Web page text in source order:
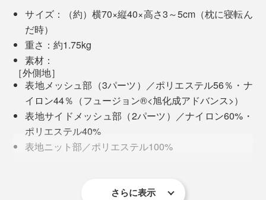
専用の別売カバー をつけた『PRO-8枕』でぐっすり
ひと月以上、寝てみて、体がすっかり“プロハチ”に慣れ
たのか、以前は寝起きによく感じていた肩や首のこわば
で、高低差のある立体構造をキープできるのです。
中材は、枕の上下2層で、使い分けています。
アタマを直接載せる上層には、「エアフラットG」を採
用。ごらんのように、立体的で、網状のスプリング構造
体が入っています。
られない思いでした。
サイズ：（約）横70×縦40×高さ3～5cm（枕に寝転ん
だ時）
重さ：約1.75kg
素材：
［外側地］
表地メッシュ部（3パーツ）／ポリエステル56％・ナ
イロン44％（フュージョン®<旭化成アドバンス>）
表地サイドメッシュ部（2パーツ）／ナイロン60%・
ポリエステル40%
表地ニット部／ポリエステル100%
側地／ポリエステル100％
さらに表示